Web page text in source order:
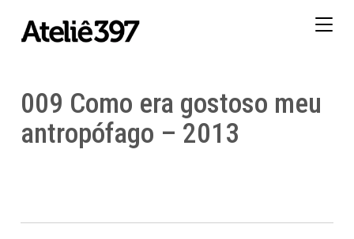
009 Como era gostoso meu
antropófago – 2013